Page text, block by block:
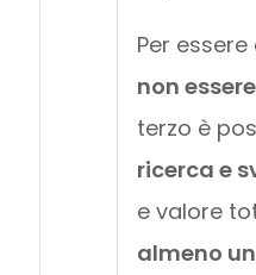
Per
non
terzo è
ricerca e
e valore
almeno